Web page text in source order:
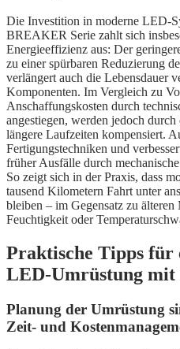
Die Investition in moderne LED-
BREAKER Serie zahlt sich
Energieeffizienz aus: Der
zu einer spürbaren Reduzierung
verlängert auch die Lebensdauer
Komponenten. Im Vergleich zu
Anschaffungskosten durch
angestiegen, werden jedoch
längere Laufzeiten kompensiert.
Fertigungstechniken und
früher Ausfälle durch
So zeigt sich in der Praxis, dass
tausend Kilometern Fahrt unter
bleiben – im Gegensatz zu
Feuchtigkeit oder
Praktische Tipps für
LED-Umrüstung mit
Planung der Umrüstung
Zeit- und